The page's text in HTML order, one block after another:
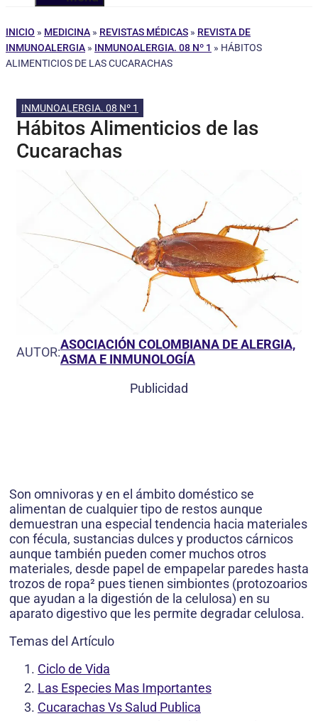
INICIO » MEDICINA » REVISTAS MÉDICAS » REVISTA DE
INMUNOALERGIA » INMUNOALERGIA. 08 Nº 1 » HÁBITOS
ALIMENTICIOS DE LAS CUCARACHAS
INMUNOALERGIA. 08 Nº 1
Hábitos Alimenticios de las
Cucarachas
AUTOR:ASOCIACIÓN COLOMBIANA DE ALERGIA,
ASMA E INMUNOLOGÍA
Publicidad
Son omnivoras y en el ámbito doméstico se
alimentan de cualquier tipo de restos aunque
demuestran una especial tendencia hacia materiales
con fécula, sustancias dulces y productos cárnicos
aunque también pueden comer muchos otros
materiales, desde papel de empapelar paredes hasta
trozos de ropa² pues tienen simbiontes (protozoarios
que ayudan a la digestión de la celulosa) en su
aparato digestivo que les permite degradar celulosa.
Temas del Artículo
Ciclo de Vida
Las Especies Mas Importantes
Cucarachas Vs Salud Publica